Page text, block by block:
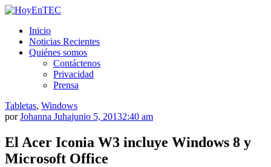
Saltar
contenido.
Inicio
Noticias Recientes
Quiénes somos
Contáctenos
Privacidad
Prensa
Tabletas, Windows
porJohanna Juhajunio 5, 20132:40 am
El Acer Iconia W3 incluye Windows 8 y
Microsoft Office